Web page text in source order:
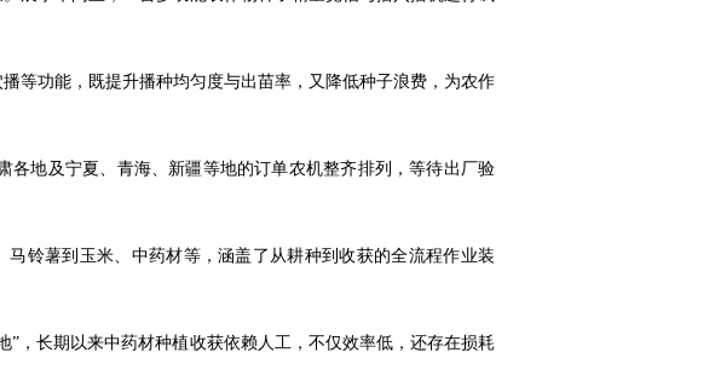
等功能，既提升播种均匀度与出苗率，又降低种子浪费，为农作
地及宁夏、青海、新疆等地的订单农机整齐排列，等待出厂验
铃薯到玉米、中药材等，涵盖了从耕种到收获的全流程作业装
，长期以来中药材种植收获依赖人工，不仅效率低，还存在损耗